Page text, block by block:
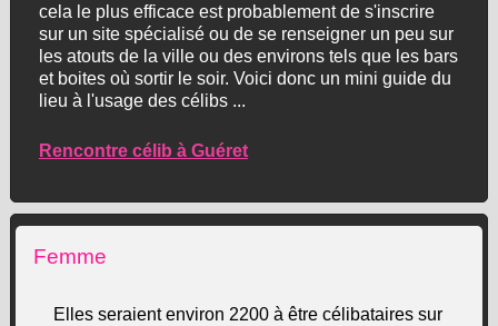
cela le plus efficace est probablement de s'inscrire
sur un site spécialisé ou de se renseigner un peu sur
les atouts de la ville ou des environs tels que les bars
et boites où sortir le soir. Voici donc un mini guide du
lieu à l'usage des célibs ...
Rencontre célib à Guéret
Femme
Elles seraient environ 2200 à être célibataires sur